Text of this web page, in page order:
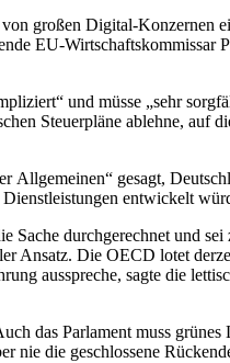
großen Digital-Konzernen
EU-Wirtschaftskommissar
und müsse „sehr
Steuerpläne ablehne, auf
gesagt,
entwickelt
durchgerechnet und sei
Ansatz. Die OECD lotet
ausspreche, sagte die
das Parlament muss grünes
nie die geschlossene